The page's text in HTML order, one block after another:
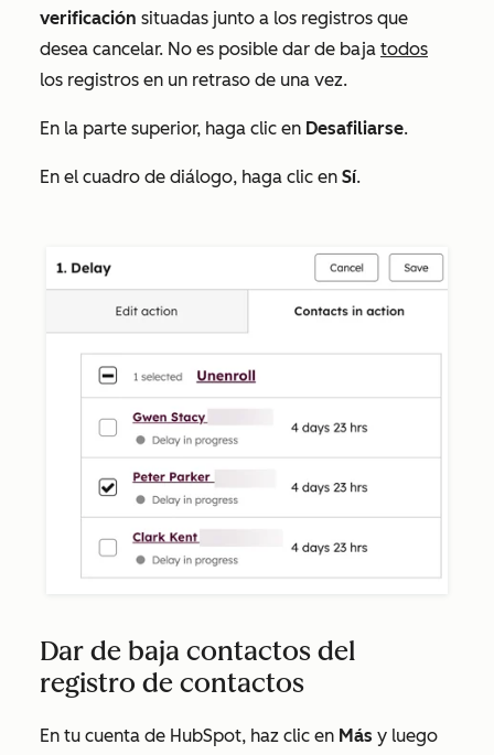
verificación situadas junto a los registros que
desea cancelar. No es posible dar de baja todos
los registros en un retraso de una vez.
En la parte superior, haga clic en Desafiliarse.
En el cuadro de diálogo, haga clic en Sí.
Dar de baja contactos del
registro de contactos
En tu cuenta de HubSpot, haz clic en Más y luego